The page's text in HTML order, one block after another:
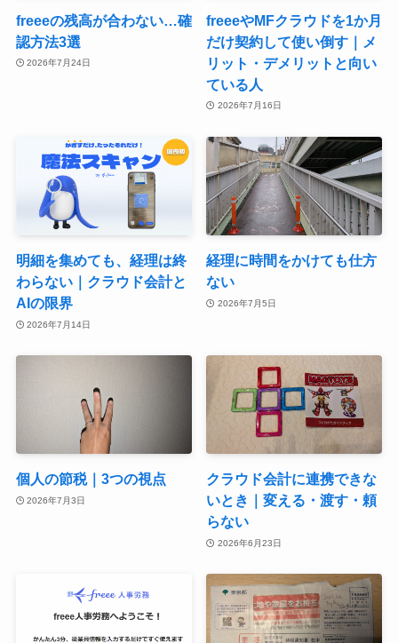
freeeの残高が合わない…確
認方法3選
2026年7月24日
freeeやMFクラウドを1か月
だけ契約して使い倒す｜メ
リット・デメリットと向い
ている人
2026年7月16日
明細を集めても、経理は終
わらない｜クラウド会計と
AIの限界
2026年7月14日
経理に時間をかけても仕方
ない
2026年7月5日
個人の節税｜3つの視点
2026年7月3日
クラウド会計に連携できな
いとき｜変える・渡す・頼
らない
2026年6月23日